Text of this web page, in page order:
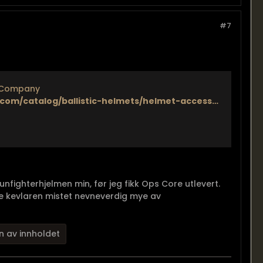
#7
https://bodyarmorcompany.com/catalog/ballistic-helmets/helmet-accessory-rail-connectors/
min, før jeg fikk Ops Core utlevert.
kevlaren mistet nevneverdig mye av
av innholdet